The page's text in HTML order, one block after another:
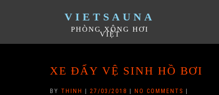
VIETSAUNA
PHÒNG XÔNG HƠI
VIỆT
XE ĐẨY VỆ SINH HỒ BƠI
BY THINH 27/03/2018 NO COMMENTS